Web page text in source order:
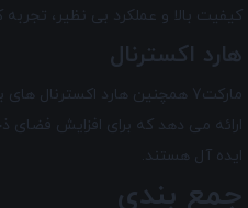
کیفیت بالا و عملکرد بی ‌نظیر،
هارد اکسترنال
مارکت7 همچنین هارد
ارائه می دهد که برای افزایش فضای
ایده آل هستند.
جمع بندی